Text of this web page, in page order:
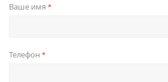
Ваше имя *
Телефон *